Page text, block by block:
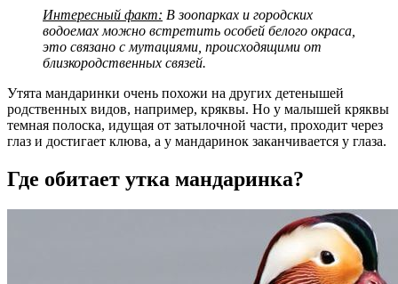
Интересный факт: В зоопарках и городских
водоемах можно встретить особей белого окраса,
это связано с мутациями, происходящими от
близкородственных связей.
Утята мандаринки очень похожи на других детенышей
родственных видов, например, кряквы. Но у малышей кряквы
темная полоска, идущая от затылочной части, проходит через
глаз и достигает клюва, а у мандаринок заканчивается у глаза.
Где обитает утка мандаринка?